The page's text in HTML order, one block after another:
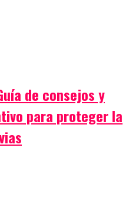
de consejos y
para proteger la